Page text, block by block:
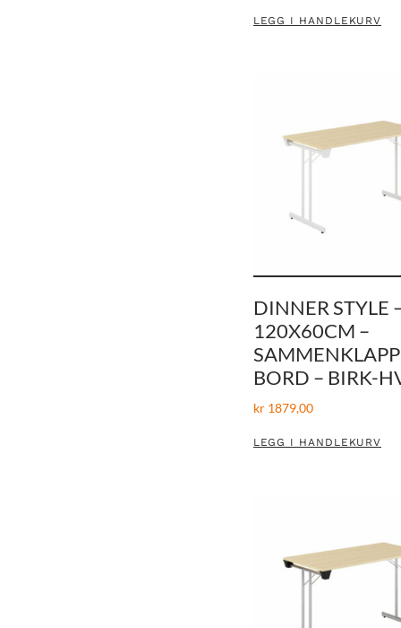
LEGG I HANDLEKURV
DINNER STYLE
120X60CM –
BORD – BIRK-
kr1879,00
LEGG I HANDLEKURV